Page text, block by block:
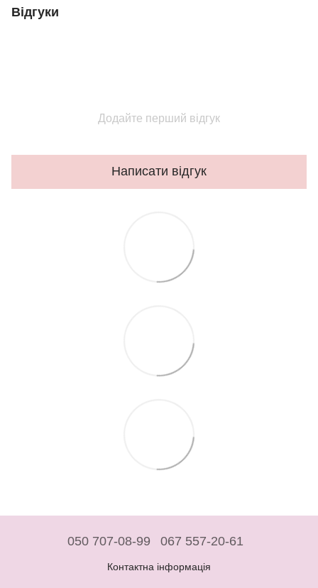
Відгуки
Додайте перший відгук
Написати відгук
050 707-08-99 067 557-20-61
Контактна інформація